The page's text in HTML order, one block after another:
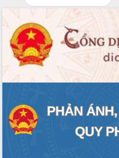
Đánh giá, rút kinh nghiệm công tác tổ
chức diễn tập trước ngày bầu cử
Chương trình “Gặp gỡ hữu nghị –
Friendship Meeting New Year 2026”
Bầu cử Quốc hội và HĐND: Cử tri
phiếu
Đắk Lắk sẵn sàng các điều kiện cho
Ngày hội bầu cử đại biểu Quốc hội
khóa XVI và HĐND các cấp nhiệm kỳ